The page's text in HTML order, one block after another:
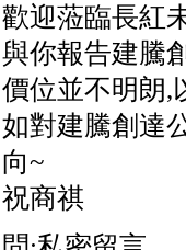
歡迎蒞臨長紅
與你報告建騰
價位並不明朗,
如對建騰創達
向~
祝商祺